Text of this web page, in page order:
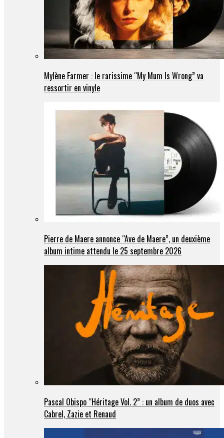
Mylène Farmer : le rarissime “My Mum Is Wrong” va
ressortir en vinyle
Pierre de Maere annonce “Ave de Maere”, un deuxième
album intime attendu le 25 septembre 2026
Pascal Obispo “Héritage Vol. 2” : un album de duos avec
Cabrel, Zazie et Renaud